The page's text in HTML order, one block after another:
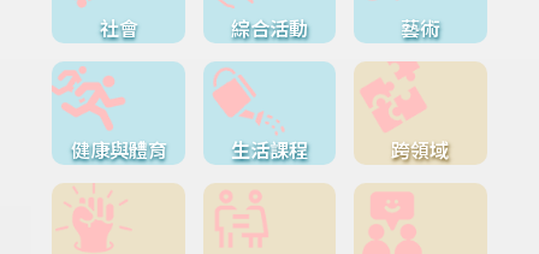
社會 綜合活動 藝術
健康與體育 生活課程 跨領域